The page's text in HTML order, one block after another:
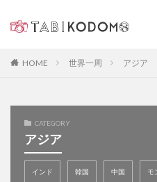
HOME 世界一周 アジア
CATEGORY
アジア
インド 韓国 中国 モ
カテゴリー